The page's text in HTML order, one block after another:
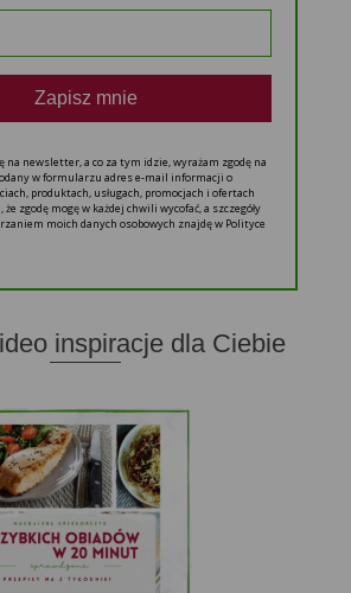
Zapisz mnie
na newsletter, a co za tym idzie, wyrażam zgodę na
w formularzu adres e-mail informacji o
produktach, usługach, promocjach i ofertach
zgodę mogę w każdej chwili wycofać, a szczegóły
moich danych osobowych znajdę w Polityce
inspiracje dla Ciebie